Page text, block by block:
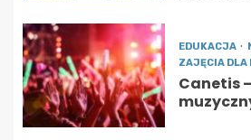
EDUKACJA
ZAJĘCIA DLA
Canetis